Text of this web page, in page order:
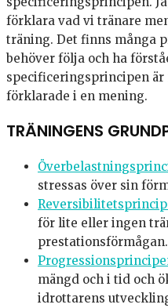
förklara vad vi tränare
träning. Det finns många
behöver följa och ha
specificeringsprincipen
förklarade i en mening.
TRÄNINGENS
stressas över sin
för lite eller ingen
prestationsförmågan.
mängd och i tid och
idrottarens